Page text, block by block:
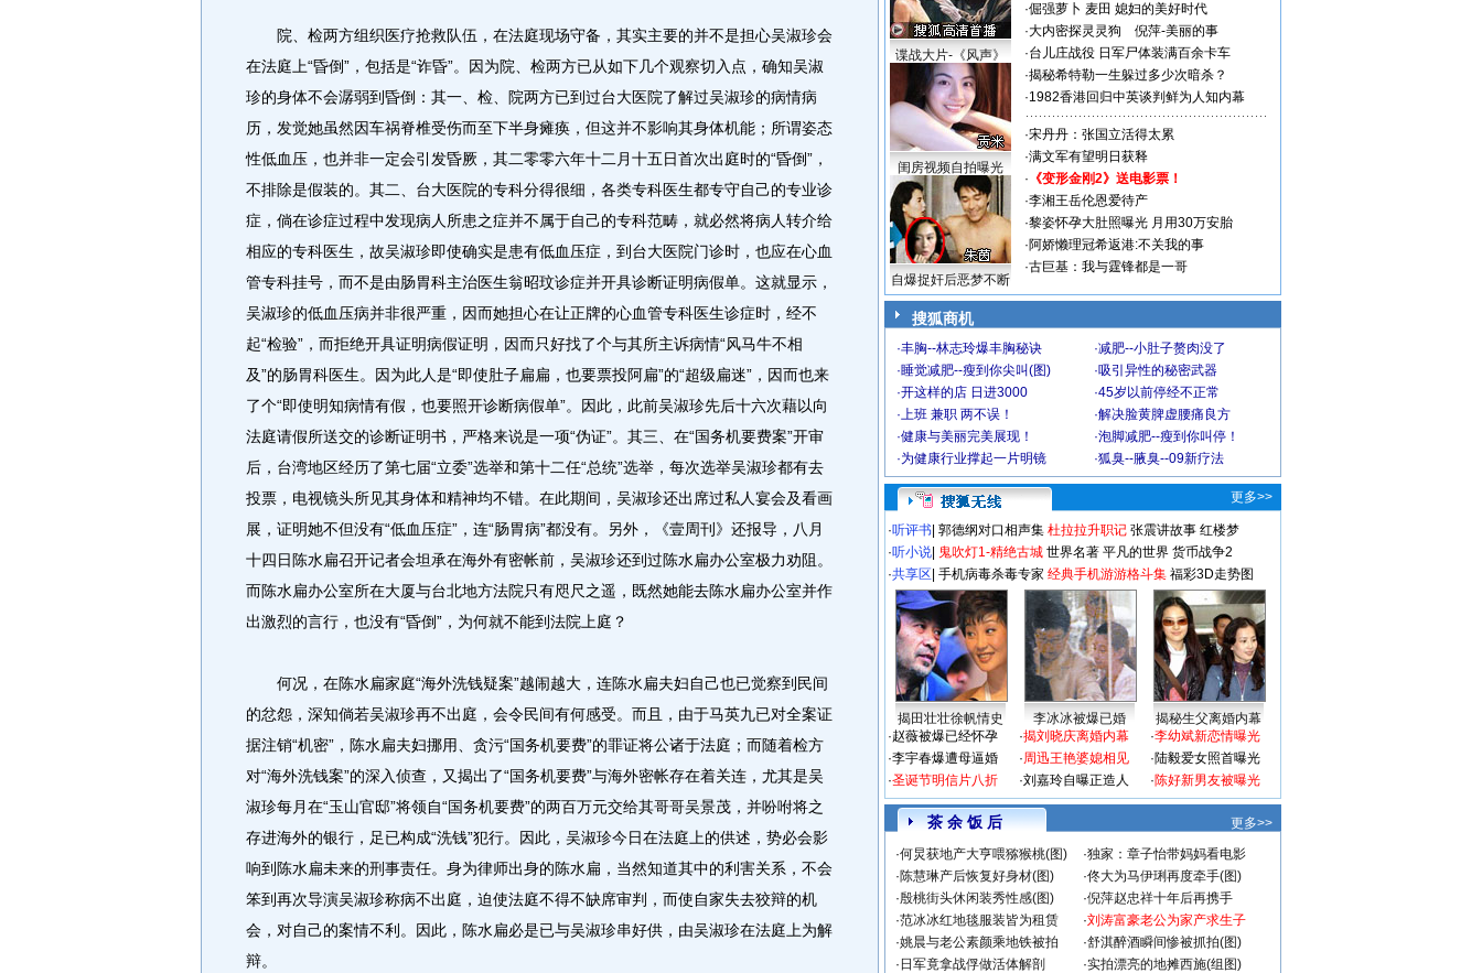
院、检两方组织医疗抢救队伍，在法庭现场守备，其实主要的并不是担心吴淑珍会
在法庭上“昏倒”，包括是“诈昏”。因为院、检两方已从如下几个观察切入点，确知吴淑
珍的身体不会潺弱到昏倒：其一、检、院两方已到过台大医院了解过吴淑珍的病情病
历，发觉她虽然因车祸脊椎受伤而至下半身瘫痪，但这并不影响其身体机能；所谓姿态
性低血压，也并非一定会引发昏厥，其二零零六年十二月十五日首次出庭时的“昏倒”，
不排除是假装的。其二、台大医院的专科分得很细，各类专科医生都专守自己的专业诊
症，倘在诊症过程中发现病人所患之症并不属于自己的专科范畴，就必然将病人转介给
相应的专科医生，故吴淑珍即使确实是患有低血压症，到台大医院门诊时，也应在心血
管专科挂号，而不是由肠胃科主治医生翁昭玟诊症并开具诊断证明病假单。这就显示，
吴淑珍的低血压病并非很严重，因而她担心在让正牌的心血管专科医生诊症时，经不
起“检验”，而拒绝开具证明病假证明，因而只好找了个与其所主诉病情“风马牛不相
及”的肠胃科医生。因为此人是“即使肚子扁扁，也要票投阿扁”的“超级扁迷”，因而也来
了个“即使明知病情有假，也要照开诊断病假单”。因此，此前吴淑珍先后十六次藉以向
法庭请假所送交的诊断证明书，严格来说是一项“伪证”。其三、在“国务机要费案”开审
后，台湾地区经历了第七届“立委”选举和第十二任“总统”选举，每次选举吴淑珍都有去
投票，电视镜头所见其身体和精神均不错。在此期间，吴淑珍还出席过私人宴会及看画
展，证明她不但没有“低血压症”，连“肠胃病”都没有。另外，《壹周刊》还报导，八月
十四日陈水扁召开记者会坦承在海外有密帐前，吴淑珍还到过陈水扁办公室极力劝阻。
而陈水扁办公室所在大厦与台北地方法院只有咫尺之遥，既然她能去陈水扁办公室并作
出激烈的言行，也没有“昏倒”，为何就不能到法院上庭？
何况，在陈水扁家庭“海外洗钱疑案”越闹越大，连陈水扁夫妇自己也已觉察到民间
的忿怨，深知倘若吴淑珍再不出庭，会令民间有何感受。而且，由于马英九已对全案证
据注销“机密”，陈水扁夫妇挪用、贪污“国务机要费”的罪证将公诸于法庭；而随着检方
对“海外洗钱案”的深入侦查，又揭出了“国务机要费”与海外密帐存在着关连，尤其是吴
淑珍每月在“玉山官邸”将领自“国务机要费”的两百万元交给其哥哥吴景茂，并吩咐将之
存进海外的银行，足已构成“洗钱”犯行。因此，吴淑珍今日在法庭上的供述，势必会影
响到陈水扁未来的刑事责任。身为律师出身的陈水扁，当然知道其中的利害关系，不会
笨到再次导演吴淑珍称病不出庭，迫使法庭不得不缺席审判，而使自家失去狡辩的机
会，对自己的案情不利。因此，陈水扁必是已与吴淑珍串好供，由吴淑珍在法庭上为解
辩。
谍战大片-《风声》
闺房视频自拍曝光
自爆捉奸后恶梦不断
·倔强萝卜 麦田 媳妇的美好时代
·大内密探灵灵狗
倪萍-美丽的事
·台儿庄战役 日军尸体装满百余卡车
·揭秘希特勒一生躲过多少次暗杀？
·1982香港回归中英谈判鲜为人知内幕
·宋丹丹：张国立活得太累
·满文军有望明日获释
· 《变形金刚2》送电影票！
·李湘王岳伦恩爱待产
·黎姿怀孕大肚照曝光 月用30万安胎
·阿娇懒理冠希返港:不关我的事
·古巨基：我与霆锋都是一哥
搜狐商机
·丰胸--林志玲爆丰胸秘诀 ·减肥--小肚子赘肉没了
·睡觉减肥--瘦到你尖叫(图) ·吸引异性的秘密武器
·开这样的店 日进3000 ·45岁以前停经不正常
·上班 兼职 两不误！ ·解决脸黄脾虚腰痛良方
·健康与美丽完美展现！ ·泡脚减肥--瘦到你叫停！
·为健康行业撑起一片明镜 ·狐臭--腋臭--09新疗法
更多>>
·听评书 郭德纲对口相声集 杜拉拉升职记 张震讲故事 红楼梦
·听小说 鬼吹灯1-精绝古城 世界名著 平凡的世界 货币战争2
·共享区 手机病毒杀毒专家 经典手机游游格斗集 福彩3D走势图
揭田壮壮徐帆情史 李冰冰被爆已婚
揭秘生父离婚内幕
·赵薇被爆已经怀孕
·李宇春爆遭母逼婚
·圣诞节明信片八折
·揭刘晓庆离婚内幕
·周迅王艳婆媳相见
·刘嘉玲自曝正造人
·李幼斌新恋情曝光
·陆毅爱女照首曝光
·陈好新男友被曝光
茶 余 饭 后
更多>>
·何炅获地产大亨喂猕猴桃(图) ·独家：章子怡带妈妈看电影
·陈慧琳产后恢复好身材(图) ·佟大为马伊琍再度牵手(图)
·殷桃街头休闲装秀性感(图) ·倪萍赵忠祥十年后再携手
·范冰冰红地毯服装皆为租赁 ·刘涛富豪老公为家产求生子
·姚晨与老公素颜乘地铁被拍 ·舒淇醉酒瞬间惨被抓拍(图)
· 日军竟拿战俘做活体解剖 ·实拍漂亮的地摊西施(组图)